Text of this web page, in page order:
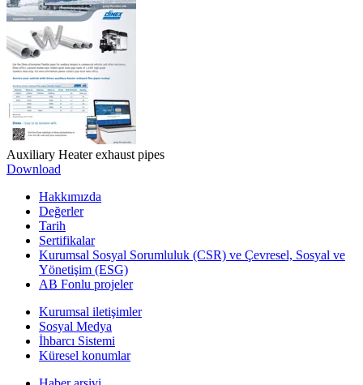
Auxiliary Heater exhaust pipes
Download
Hakkımızda
Değerler
Tarih
Sertifikalar
Kurumsal Sosyal Sorumluluk (CSR) ve Çevresel, Sosyal ve
Yönetişim (ESG)
AB Fonlu projeler
Kurumsal iletişimler
Sosyal Medya
İhbarcı Sistemi
Küresel konumlar